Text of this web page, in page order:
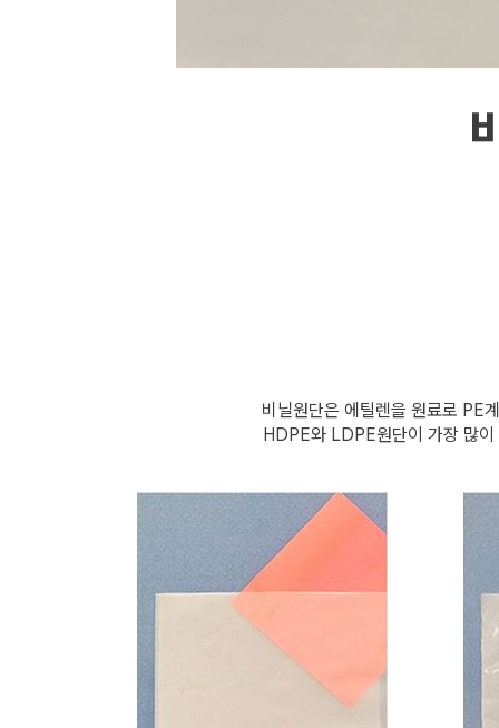
비닐원단은 에틸렌을 원료로 PE
HDPE와 LDPE원단이 가장 많이